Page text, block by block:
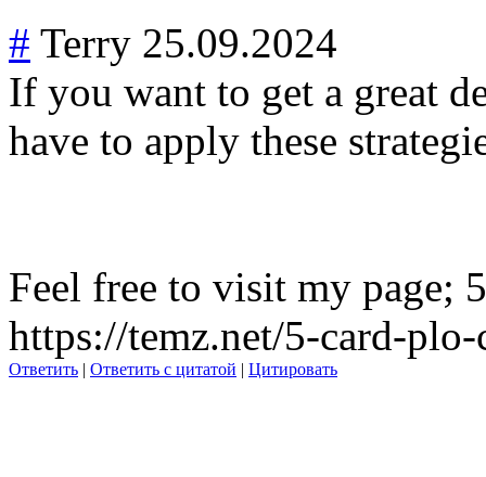
# Terry 25.09.2024
If you want to get a great
have to apply these
Feel free to visit my page;
https://temz.net/5-card-
Ответить | Ответить с цитатой | Цитировать